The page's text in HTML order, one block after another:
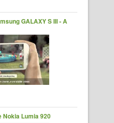
GALAXY S III - A
Nokia Lumia 920